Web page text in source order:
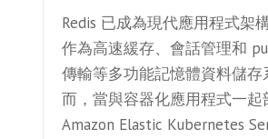
Redis 已成為現代應用程式架
作為高速緩存、會話管理和
傳輸等多功能記憶體資料儲存
而，當與容器化應用程式一起
Amazon Elastic Kubernetes